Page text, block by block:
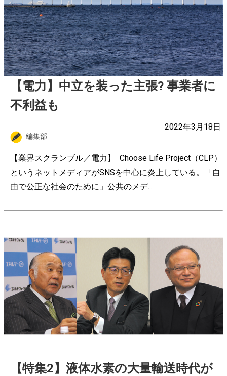
【電力】中立を装った主張? 事業者に
不利益も
2022年3月18日
編集部
【業界スクランブル／電力】 Choose Life Project（CLP）
というネットメディアがSNSを中心に炎上している。「自
由で公正な社会のために」公共のメデ...
【特集2】液体水素の大量輸送時代が